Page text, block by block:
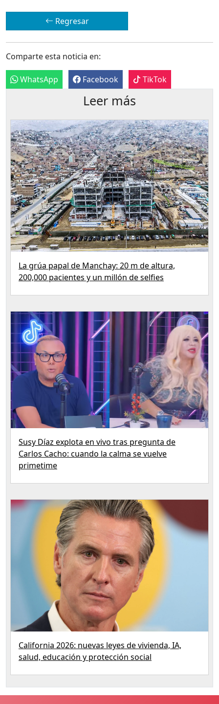
Regresar
Comparte esta noticia en:
WhatsApp Facebook TikTok
Leer más
La grúa papal de Manchay: 20 m de altura,
200,000 pacientes y un millón de selfies
Susy Díaz explota en vivo tras pregunta de
Carlos Cacho: cuando la calma se vuelve
primetime
California 2026: nuevas leyes de vivienda, IA,
salud, educación y protección social